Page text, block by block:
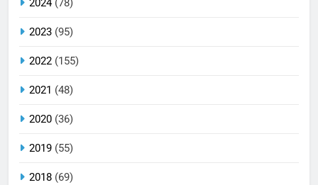
2024(78)
2023 (95)
2022 (155)
2021 (48)
2020 (36)
2019 (55)
2018 (69)